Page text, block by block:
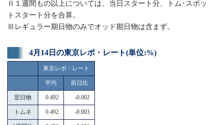
Ⅱ１週間もの以上については、当日スタート分、トム･スポッ
トスタート分を合算。
Ⅲレギュラー期日物のみでオッド期日物は含まず。
4月14日の東京レポ・レート(単位:%)
東京レポ・レート
平均 前日比
翌日物 0.492 -0.002
トムネ 0.492 -0.003